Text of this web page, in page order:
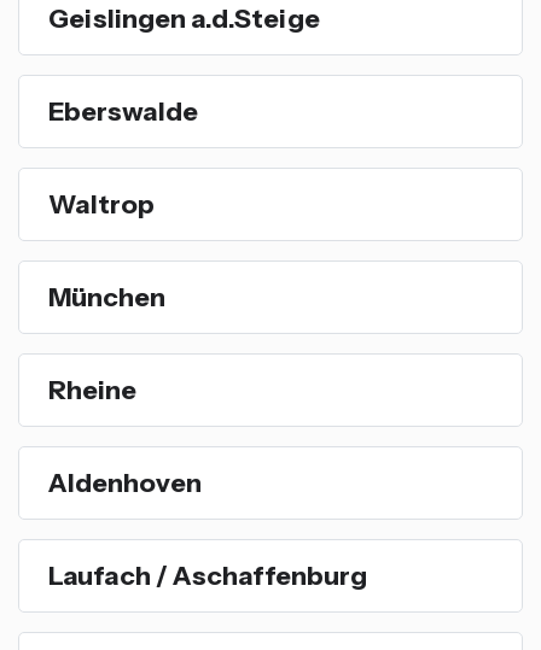
Geislingen a.d.Steige
Eberswalde
Waltrop
München
Rheine
Aldenhoven
Laufach / Aschaffenburg